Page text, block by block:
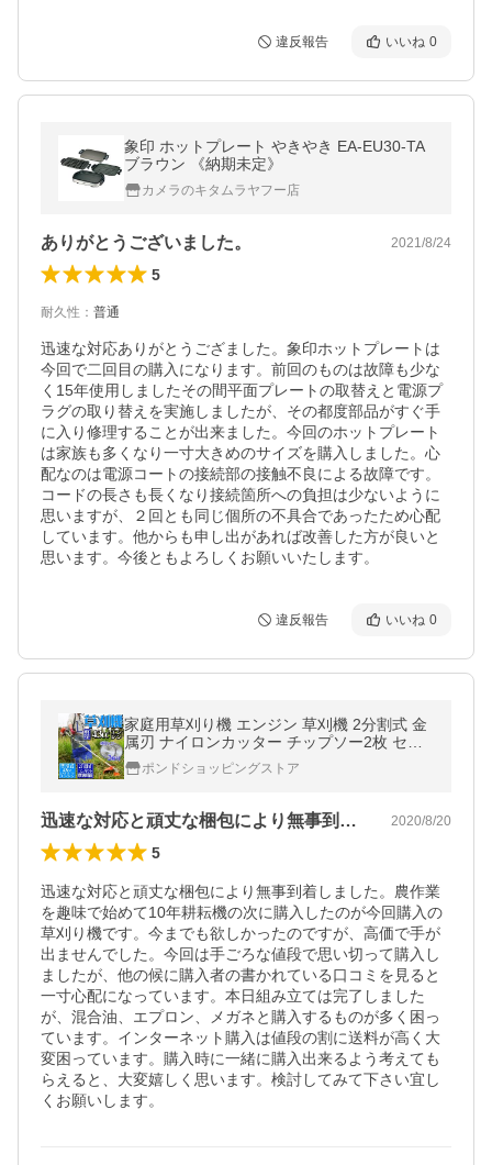
違反報告 いいね 0
象印 ホットプレート やきやき EA-EU30-TA
ブラウン 《納期未定》
カメラのキタムラヤフー店
ありがとうございました。 2021/8/24
5
耐久性 ： 普通
迅速な対応ありがとうござました。象印ホットプレートは
今回で二回目の購入になります。前回のものは故障も少な
く15年使用しましたその間平面プレートの取替えと電源プ
ラグの取り替えを実施しましたが、その都度部品がすぐ手
に入り修理することが出来ました。今回のホットプレート
は家族も多くなり一寸大きめのサイズを購入しました。心
配なのは電源コートの接続部の接触不良による故障です。
コードの長さも長くなり接続箇所への負担は少ないように
思いますが、２回とも同じ個所の不具合であったため心配
しています。他からも申し出があれば改善した方が良いと
思います。今後ともよろしくお願いいたします。
違反報告 いいね 0
家庭用草刈り機 エンジン 草刈機 2分割式 金
属刃 ナイロンカッター チップソー2枚 セッ
ト 43cc AA11DLC40TSET2
ポンドショッピングストア
迅速な対応と頑丈な梱包により無事到着し… 2020/8/20
5
迅速な対応と頑丈な梱包により無事到着しました。農作業
を趣味で始めて10年耕耘機の次に購入したのが今回購入の
草刈り機です。今までも欲しかったのですが、高価で手が
出ませんでした。今回は手ごろな値段で思い切って購入し
ましたが、他の候に購入者の書かれている口コミを見ると
一寸心配になっています。本日組み立ては完了しました
が、混合油、エプロン、メガネと購入するものが多く困っ
ています。インターネット購入は値段の割に送料が高く大
変困っています。購入時に一緒に購入出来るよう考えても
らえると、大変嬉しく思います。検討してみて下さい宜し
くお願いします。